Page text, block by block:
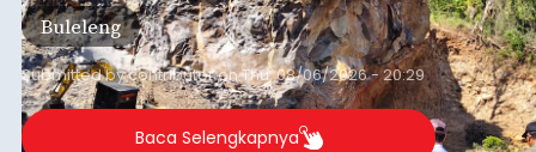
kawasan.
Buleleng
Submitted bycontributoronThu, 08/06/2026 - 20:29
Baca Selengkapnya